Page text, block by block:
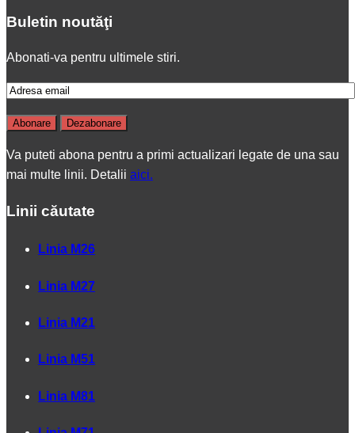
Buletin noutăţi
Abonati-va pentru ultimele stiri.
Va puteti abona pentru a primi actualizari legate de una sau
mai multe linii. Detalii aici.
Linii căutate
Linia M26
Linia M27
Linia M21
Linia M51
Linia M81